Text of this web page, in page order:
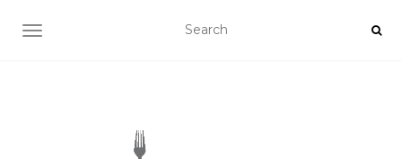
AFFICHER/MASQUER LA NAVIGATION